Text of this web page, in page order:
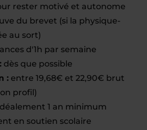
rester motivé et autonome
du brevet (si la physique-
au sort)
d'1h par semaine
dès que possible
: entre 19,68€ et 22,90€ brut
profil)
1 an minimum
en soutien scolaire